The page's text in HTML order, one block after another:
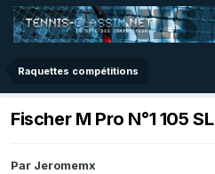
Raquettes compétitions
Fischer M Pro N°1 105 SL
Par Jeromemx